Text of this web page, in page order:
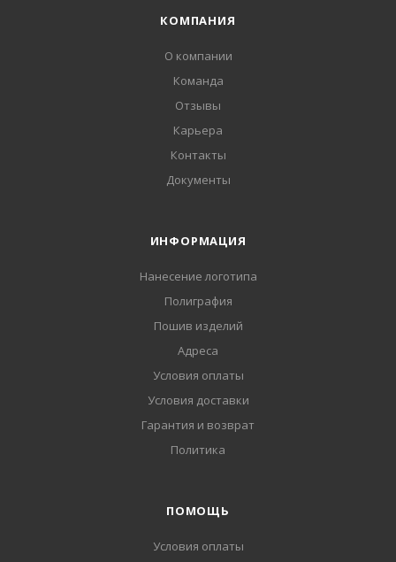
КОМПАНИЯ
О компании
Команда
Отзывы
Карьера
Контакты
Документы
ИНФОРМАЦИЯ
Нанесение логотипа
Полиграфия
Пошив изделий
Адреса
Условия оплаты
Условия доставки
Гарантия и возврат
Политика
ПОМОЩЬ
Условия оплаты